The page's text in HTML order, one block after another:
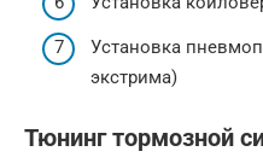
Установка
экстрима)
Тюнинг тормозной